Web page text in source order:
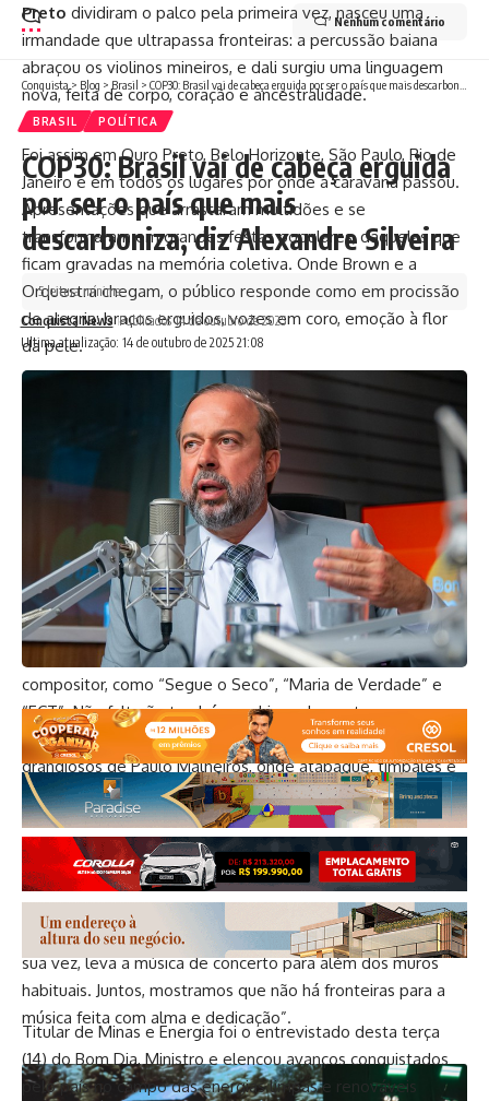
Preto dividiram o palco pela primeira vez, nasceu uma
irmandade que ultrapassa fronteiras: a percussão baiana
abraçou os violinos mineiros, e dali surgiu uma linguagem
nova, feita de corpo, coração e ancestralidade.
Foi assim em Ouro Preto, Belo Horizonte, São Paulo, Rio de
Janeiro e em todos os lugares por onde a caravana passou.
Apresentações que arrastaram multidões e se
transformaram em grandes festas populares, daquelas que
ficam gravadas na memória coletiva. Onde Brown e a
Orquestra chegam, o público responde como em procissão
de alegria: braços erguidos, vozes em coro, emoção à flor
da pele.
No dia 18 de outubro, às 19h, é a vez da Concha Acústica do
Teatro Castro Alves, em Salvador, receber novamente esse
espetáculo que já nasce com as virtudes de um clássico. A
Bahia, que viu nascer Brown no Candeal, acolherá mais uma
vez o filho da terra entrelaçado com a potência da
Orquestra regida por Rodrigo Toffolo.
No repertório, sucessos que ecoam nos quatro cantos do
país, como “Amor I Love You”, “Já Sei Namorar” e “Vilarejo”,
ao lado de canções que revelam a força poética do
compositor, como “Segue o Seco”, “Maria de Verdade” e
“ECT”. Não faltarão também os hinos dançantes
“Quixabeira” e “A Namorada”, todos revisitados em arranjos
grandiosos de Paulo Malheiros, onde atabaque, timbales e
berimbau conversam com as cordas sinfônicas.
Para o maestro Rodrigo Toffolo, essa união é um gesto de
brasilidade em estado puro. “Brown é um dos maiores
cronistas musicais do nosso tempo. Traz a baianidade, a
força dos terreiros, o batuque do carnaval. A Orquestra, por
sua vez, leva a música de concerto para além dos muros
habituais. Juntos, mostramos que não há fronteiras para a
música feita com alma e dedicação”.
Nenhum comentário
Conquista > Blog > Brasil > COP30: Brasil vai de cabeça erguida por ser o país que mais descarboniza, diz Alexandre Silveira
BRASIL POLÍTICA
COP30: Brasil vai de cabeça erguida
por ser o país que mais
descarboniza, diz Alexandre Silveira
Ultima atualização: 14 de outubro de 2025 21:08
Conquista News Publicados 14 de outubro de 2025
5 leitura mínima
Titular de Minas e Energia foi o entrevistado desta terça
(14) do Bom Dia, Ministro e elencou avanços conquistados
pelo país no campo das energias limpas e renováveis